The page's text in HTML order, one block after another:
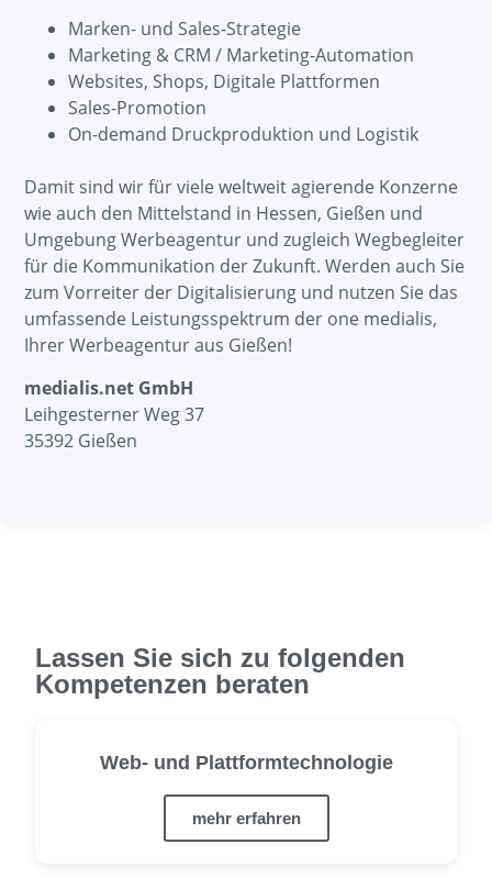
Marken- und Sales-Strategie
Marketing & CRM / Marketing-Automation
Websites, Shops, Digitale Plattformen
Sales-Promotion
On-demand Druckproduktion und Logistik
Damit sind wir für viele weltweit agierende Konzerne
wie auch den Mittelstand in Hessen, Gießen und
Umgebung Werbeagentur und zugleich Wegbegleiter
für die Kommunikation der Zukunft. Werden auch Sie
zum Vorreiter der Digitalisierung und nutzen Sie das
umfassende Leistungsspektrum der one medialis,
Ihrer Werbeagentur aus Gießen!
medialis.net GmbH
Leihgesterner Weg 37
35392 Gießen
Lassen Sie sich zu folgenden
Kompetenzen beraten
Web- und Plattformtechnologie
mehr erfahren